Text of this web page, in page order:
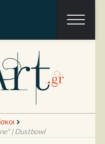
| Dustbowl